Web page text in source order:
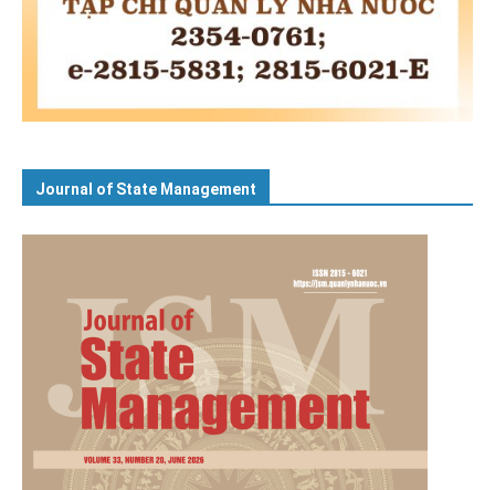
Journal of State Management